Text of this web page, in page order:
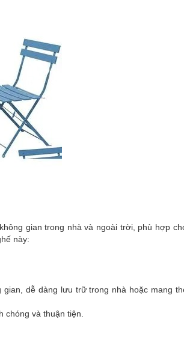
gian trong nhà và ngoài trời, phù hợp
này:
dễ dàng lưu trữ trong nhà hoặc mang
chóng và thuận tiện.